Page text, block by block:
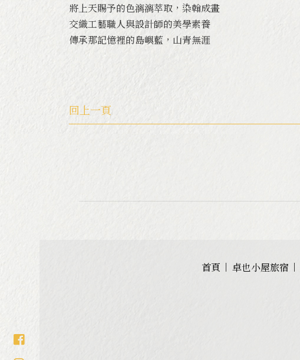
將上天賜予的色漓漓萃取，染翰成畫
交織工藝職人與設計師的美學素養
傳承那記憶裡的島嶼藍，山青無涯
回上一頁
首頁 卓也小屋旅宿